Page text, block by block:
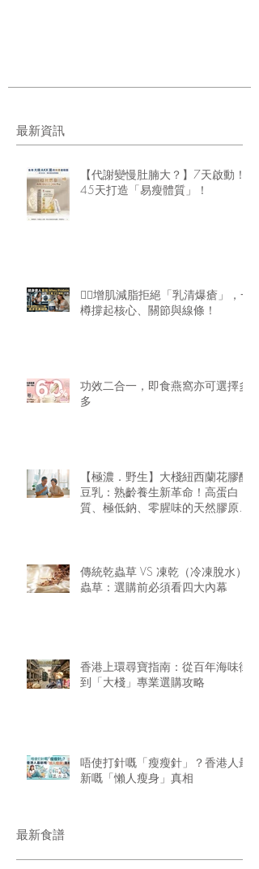
最新資訊
【代謝變慢肚腩大？】7天啟動！
45天打造「易瘦體質」！
🏋️‍♂️增肌減脂拒絕「乳清爆瘡」，一
樽撐起核心、關節與線條！
功效二合一，即食燕窩亦可選擇多
多
【極濃．野生】大棧紐西蘭花膠醇
豆乳：熟齡養生新革命！高蛋白
質、極低鈉、零腥味的天然膠原精
傳統乾蟲草 VS 凍乾（冷凍脫水）
蟲草：選購前必須看四大內幕
香港上環尋寶指南：從百年海味街
到「大棧」專業選購攻略
唔使打針嘅「瘦瘦針」？香港人最
新嘅「懶人瘦身」真相
最新食譜